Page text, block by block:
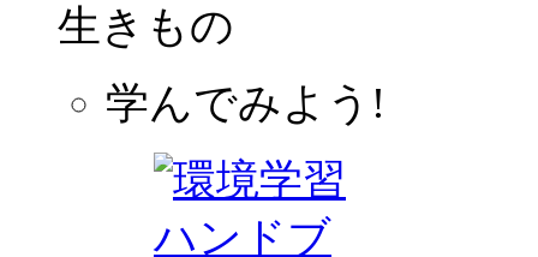
生きもの
学んでみよう!